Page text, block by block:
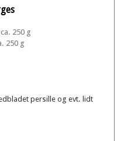
ca. 250 g
250 g
persille og evt. lidt